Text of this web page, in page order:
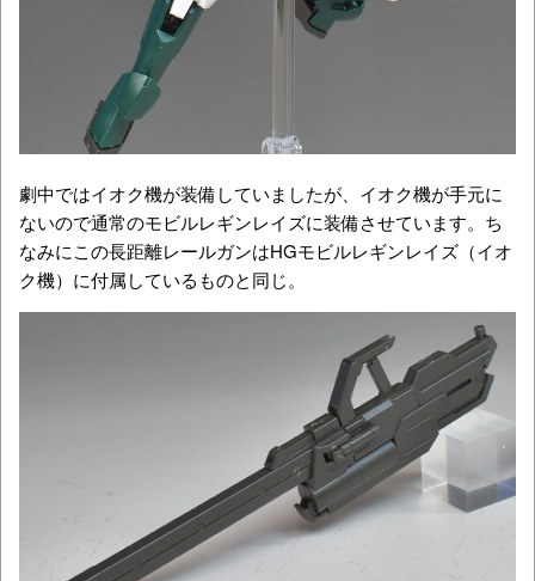
劇中ではイオク機が装備していましたが、イオク機が手元に
ないので通常のモビルレギンレイズに装備させています。ち
なみにこの長距離レールガンはHGモビルレギンレイズ（イオ
ク機）に付属しているものと同じ。